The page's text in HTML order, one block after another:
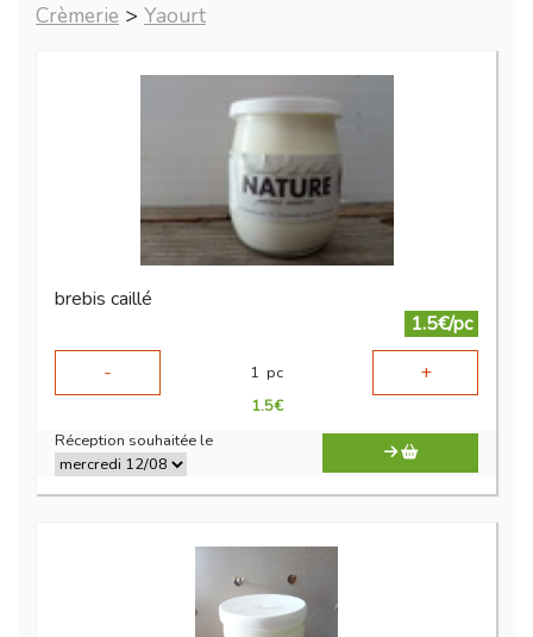
Crèmerie > Yaourt
brebis caillé
1.5€/pc
-
1 pc +
1.5€
Réception souhaitée le